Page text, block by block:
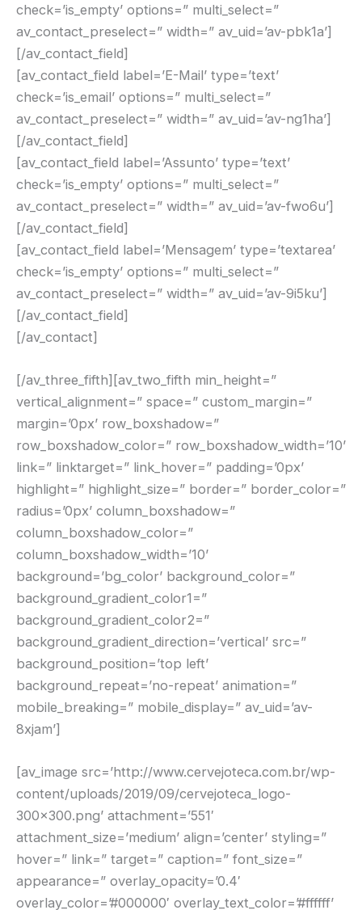
check=’is_empty’ options=” multi_select=”
av_contact_preselect=” width=” av_uid=’av-pbk1a’]
[/av_contact_field]
[av_contact_field label=’E-Mail’ type=’text’
check=’is_email’ options=” multi_select=”
av_contact_preselect=” width=” av_uid=’av-ng1ha’]
[/av_contact_field]
[av_contact_field label=’Assunto’ type=’text’
check=’is_empty’ options=” multi_select=”
av_contact_preselect=” width=” av_uid=’av-fwo6u’]
[/av_contact_field]
[av_contact_field label=’Mensagem’ type=’textarea’
check=’is_empty’ options=” multi_select=”
av_contact_preselect=” width=” av_uid=’av-9i5ku’]
[/av_contact_field]
[/av_contact]
[/av_three_fifth][av_two_fifth min_height=”
vertical_alignment=” space=” custom_margin=”
margin=’0px’ row_boxshadow=”
row_boxshadow_color=” row_boxshadow_width=’10’
link=” linktarget=” link_hover=” padding=’0px’
highlight=” highlight_size=” border=” border_color=”
radius=’0px’ column_boxshadow=”
column_boxshadow_color=”
column_boxshadow_width=’10’
background=’bg_color’ background_color=”
background_gradient_color1=”
background_gradient_color2=”
background_gradient_direction=’vertical’ src=”
background_position=’top left’
background_repeat=’no-repeat’ animation=”
mobile_breaking=” mobile_display=” av_uid=’av-
8xjam’]
[av_image src=’http://www.cervejoteca.com.br/wp-
content/uploads/2019/09/cervejoteca_logo-
300×300.png’ attachment=’551′
attachment_size=’medium’ align=’center’ styling=”
hover=” link=” target=” caption=” font_size=”
appearance=” overlay_opacity=’0.4′
overlay_color=’#000000′ overlay_text_color=’#ffffff’